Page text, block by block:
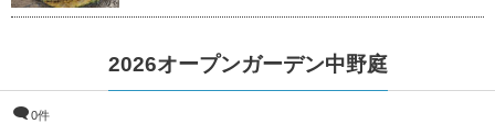
2026オープンガーデン中野庭
0件